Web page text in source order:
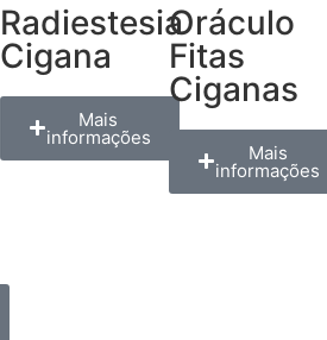
Radiestesia
Cigana
Mais
informações
Oráculo
Fitas
Ciganas
Mais
informações